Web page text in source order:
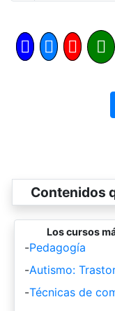
Contenidos
Los cursos
-Pedagogía
-Autismo:
-Técnicas de